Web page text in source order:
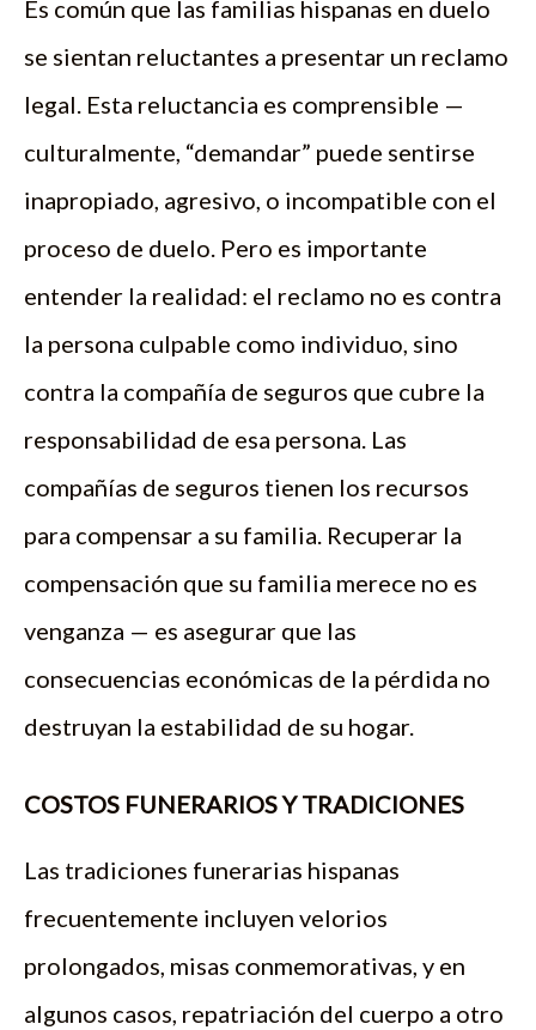
Es común que las familias hispanas en duelo
se sientan reluctantes a presentar un reclamo
legal. Esta reluctancia es comprensible —
culturalmente, “demandar” puede sentirse
inapropiado, agresivo, o incompatible con el
proceso de duelo. Pero es importante
entender la realidad: el reclamo no es contra
la persona culpable como individuo, sino
contra la compañía de seguros que cubre la
responsabilidad de esa persona. Las
compañías de seguros tienen los recursos
para compensar a su familia. Recuperar la
compensación que su familia merece no es
venganza — es asegurar que las
consecuencias económicas de la pérdida no
destruyan la estabilidad de su hogar.
COSTOS FUNERARIOS Y TRADICIONES
Las tradiciones funerarias hispanas
frecuentemente incluyen velorios
prolongados, misas conmemorativas, y en
algunos casos, repatriación del cuerpo a otro